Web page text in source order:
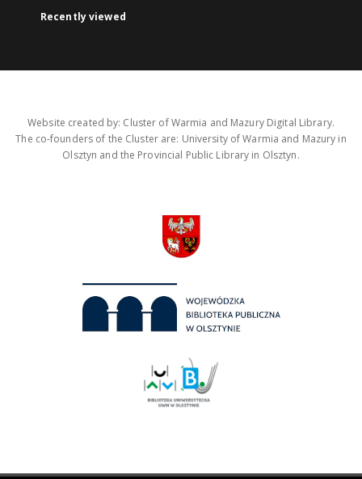
Recently viewed
Website created by: Cluster of Warmia and Mazury Digital Library.
The co-founders of the Cluster are: University of Warmia and Mazury in
Olsztyn and the Provincial Public Library in Olsztyn.